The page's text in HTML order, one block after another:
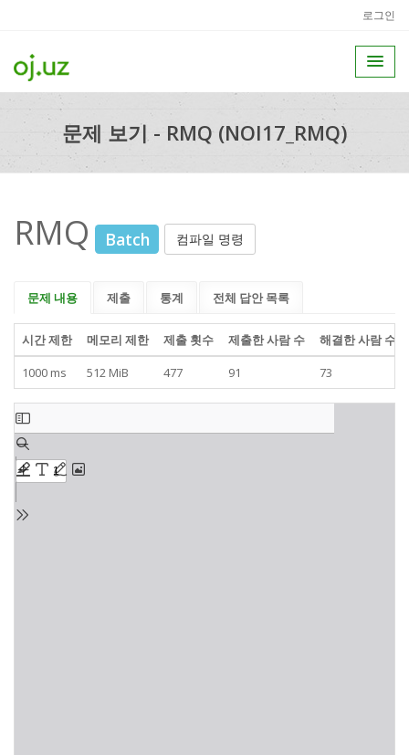
로그인
문제 보기 - RMQ (NOI17_RMQ)
RMQ Batch 컴파일 명령
문제 내용 제출 통계 전체 답안 목록
시간 제한 메모리 제한 제출 횟수 제출한 사람 수
해결한 사람 수
1000 ms
512 MiB 477 91 73